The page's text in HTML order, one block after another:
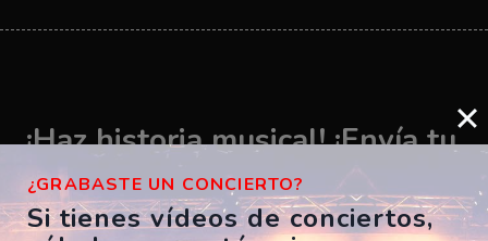
¡Haz historia musical! ¡Envía tu
vídeo ahora!
¿GRABASTE UN CONCIERTO?
Si tienes vídeos de conciertos,